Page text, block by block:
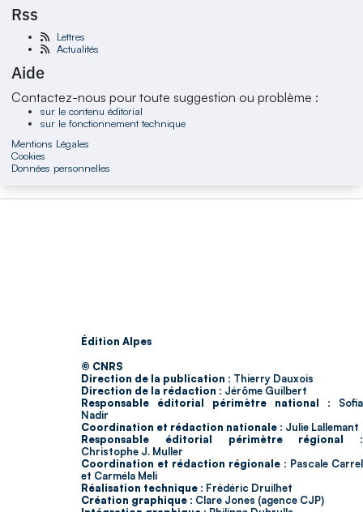
Rss
Lettres
Actualités
Aide
Contactez-nous pour toute suggestion ou problème :
sur le contenu éditorial
sur le fonctionnement technique
Mentions Légales
Cookies
Données personnelles
Édition Alpes
© CNRS
Direction de la publication : Thierry Dauxois
Direction de la rédaction : Jérôme Guilbert
Responsable éditorial périmètre national : Sofia
Nadir
Coordination et rédaction nationale : Julie Lallemant
Responsable éditorial périmètre régional :
Christophe J. Muller
Coordination et rédaction régionale : Pascale Carrel
et Carméla Meli
Réalisation technique : Frédéric Druilhet
Création graphique : Clare Jones (agence CJP)